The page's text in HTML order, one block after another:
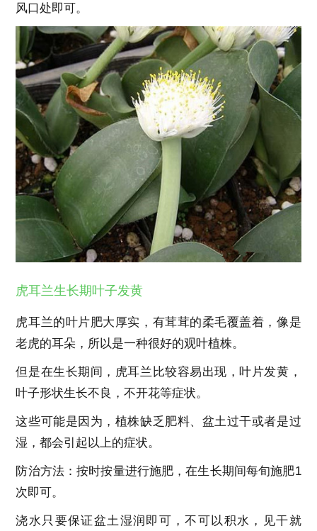
风口处即可。
虎耳兰生长期叶子发黄
虎耳兰的叶片肥大厚实，有茸茸的柔毛覆盖着，像是
老虎的耳朵，所以是一种很好的观叶植株。
但是在生长期间，虎耳兰比较容易出现，叶片发黄，
叶子形状生长不良，不开花等症状。
这些可能是因为，植株缺乏肥料、盆土过干或者是过
湿，都会引起以上的症状。
防治方法：按时按量进行施肥，在生长期间每旬施肥1
次即可。
浇水只要保证盆土湿润即可，不可以积水，见干就